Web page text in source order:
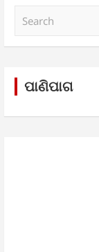
ପାଣିପାଗ